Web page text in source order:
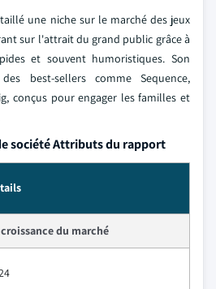
une niche sur le marché des jeux
sur l'attrait du grand public grâce à
et souvent humoristiques. Son
best-sellers comme Sequence,
conçus pour engager les familles et
société Attributs du rapport
du marché